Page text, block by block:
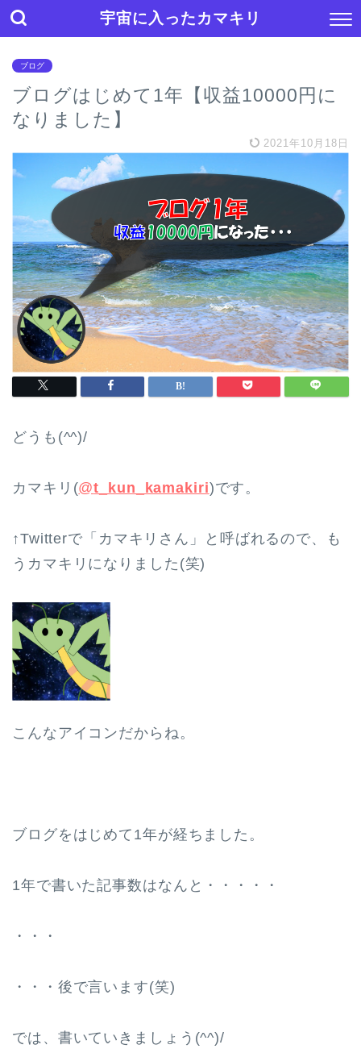
宇宙に入ったカマキリ
ブログ
ブログはじめて1年【収益10000円に
なりました】
2021年10月18日
どうも(^^)/
カマキリ(@t_kun_kamakiri)です。
↑Twitterで「カマキリさん」と呼ばれるので、も
うカマキリになりました(笑)
こんなアイコンだからね。
ブログをはじめて1年が経ちました。
1年で書いた記事数はなんと・・・・・
・・・
・・・後で言います(笑)
では、書いていきましょう(^^)/